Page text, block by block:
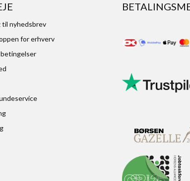
til nyhedsbrev
for erhverv